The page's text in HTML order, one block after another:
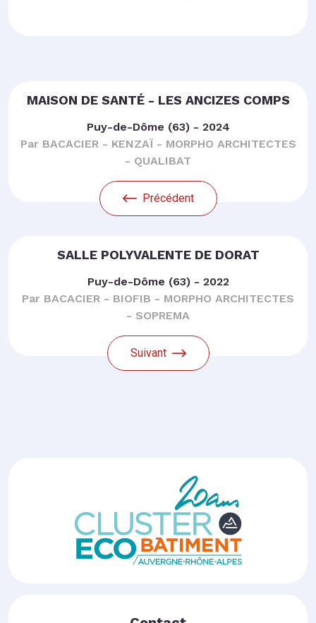
MAISON DE SANTÉ - LES ANCIZES COMPS
Puy-de-Dôme (63) - 2024
Par BACACIER - KENZAÏ - MORPHO ARCHITECTES
- QUALIBAT
Précédent
SALLE POLYVALENTE DE DORAT
Puy-de-Dôme (63) - 2022
Par BACACIER - BIOFIB - MORPHO ARCHITECTES
- SOPREMA
Suivant